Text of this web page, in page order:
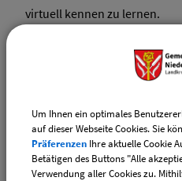
virtuell kennen zu lernen.
Um Ihnen ein optimales
auf dieser Webseite Cookies. Sie
Präferenzen Ihre aktuelle Cookie
Betätigen des Buttons "Alle
Verwendung aller Cookies zu.